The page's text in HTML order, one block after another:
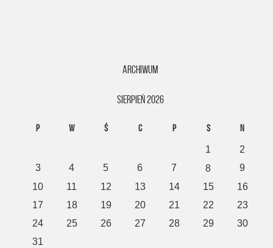
ARCHIWUM
sierpień 2026
P W Ś C P S N
1
2
3
4 5 6 7 8
9
10
11 12 13 14 15
16
17
18 19 20 21 22
23
24
25 26 27 28 29
30
31